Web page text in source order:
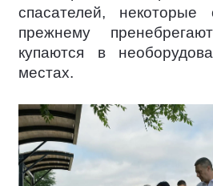
спасателей,
прежнему
купаются в
местах.